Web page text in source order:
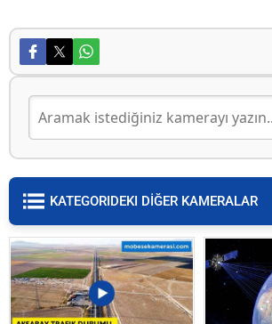
KATEGORIDEKI DİĞER KAMERALAR